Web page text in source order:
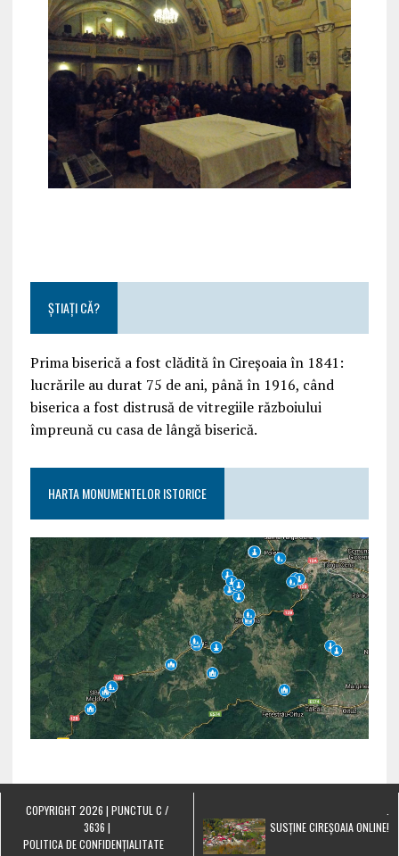
ȘTIAȚI CĂ?
Prima biserică a fost clădită în Cireșoaia în 1841:
lucrările au durat 75 de ani, până în 1916, când
biserica a fost distrusă de vitregiile războiului
împreună cu casa de lângă biserică.
HARTA MONUMENTELOR ISTORICE
COPYRIGHT 2026 | PUNCTUL C /
3636 |
POLITICA DE CONFIDENȚIALITATE
SUSȚINE CIREȘOAIA ONLINE!